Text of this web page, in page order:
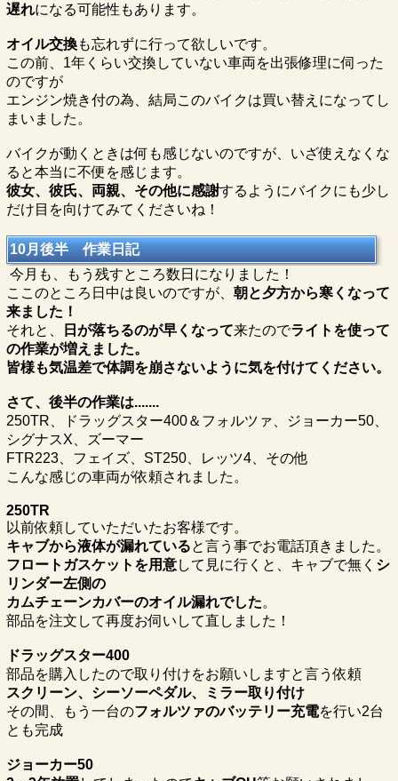
遅れになる可能性もあります。
オイル交換も忘れずに行って欲しいです。
この前、1年くらい交換していない車両を出張修理に伺った
のですが
エンジン焼き付の為、結局このバイクは買い替えになってし
まいました。
バイクが動くときは何も感じないのですが、いざ使えなくな
ると本当に不便を感じます。
彼女、彼氏、両親、その他に感謝するようにバイクにも少し
だけ目を向けてみてくださいね！
10月後半 作業日記
今月も、もう残すところ数日になりました！
ここのところ日中は良いのですが、 朝と夕方から寒くなって
来ました！
それと、
日が落ちるのが早くなって来たのでライトを使って
の作業が増えました。
皆様も気温差で体調を崩さないように気を付けてください。
さて、後半の作業は.......
250TR、ドラッグスター400＆フォルツァ、ジョーカー50、
シグナスX、ズーマー
FTR223、フェイズ、ST250、レッツ4、その他
こんな感じの車両が依頼されました。
250TR
以前依頼していただいたお客様です。
キャブから液体が漏れていると言う事でお電話頂きました。
フロートガスケットを用意して見に行くと、キャブで無く シ
リンダー左側の
カムチェーンカバーのオイル漏れでした。
部品を注文して再度お伺いして直しました！
ドラッグスター400
部品を購入したので取り付けをお願いしますと言う依頼
スクリーン、シーソーペダル、ミラー取り付け
その間、もう一台のフォルツァのバッテリー充電を行い2台
とも完成
ジョーカー50